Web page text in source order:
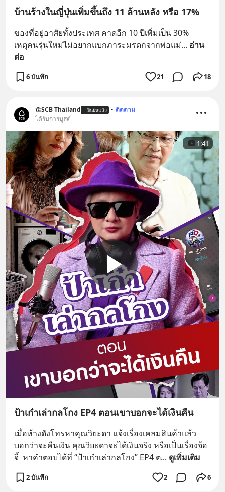
บ้านร้างในญี่ปุ่นเพิ่มขึ้นถึง 11 ล้านหลัง หรือ 17%
ของที่อยู่อาศัยทั้งประเทศ คาดอีก 10 ปีเพิ่มเป็น 30%
เหตุคนรุ่นใหม่ไม่อยากแบกภาระมรดกจากพ่อแม่... อ่าน
ต่อ
6 บันทึก 21 18
SCB Thailand ยืนยันแล้ว • ติดตาม
ได้รับการบูสต์
1:41
ป้าเก๋าเล่ากลโกง EP4 ตอนเขาบอกจะได้เงินคืน
เมื่อห้างดังโทรหาคุณวิยะดา แจ้งเรื่องเคลมสินค้าแล้ว
บอกว่าจะคืนเงิน คุณวิยะดาจะได้เงินจริง หรือเป็นเรื่องจ้อ
จี้  หาคำตอบได้ที่ “ป้าเก๋าเล่ากลโกง” EP4 ต... ดูเพิ่มเติม
2 บันทึก 2 6